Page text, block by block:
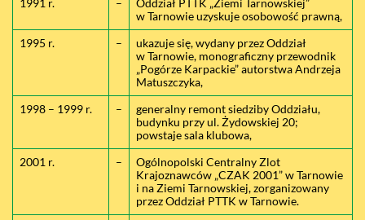
1991 r.
–
Oddział PTTK „Ziemi Tarnowskiej”
w Tarnowie uzyskuje osobowość prawną,
1995 r.
–
ukazuje się, wydany przez Oddział
w Tarnowie, monograficzny przewodnik
„Pogórze Karpackie” autorstwa Andrzeja
Matuszczyka,
1998 – 1999 r.
–
generalny remont siedziby Oddziału,
budynku przy ul. Żydowskiej 20;
powstaje sala klubowa,
2001 r.
–
Ogólnopolski Centralny Zlot
Krajoznawców „CZAK 2001” w Tarnowie
i na Ziemi Tarnowskiej, zorganizowany
przez Oddział PTTK w Tarnowie.